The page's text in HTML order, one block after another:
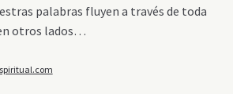
palabras fluyen a través de toda
otros lados…